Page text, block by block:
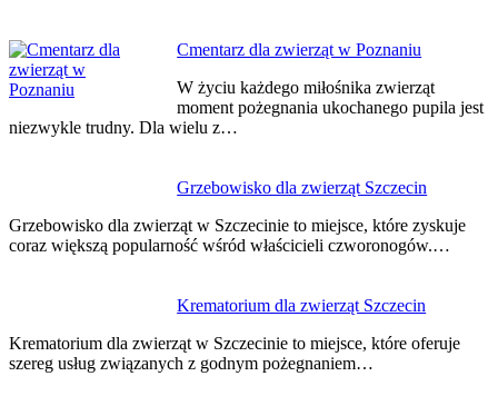
Cmentarz dla zwierząt w Poznaniu
W życiu każdego miłośnika zwierząt
moment pożegnania ukochanego pupila jest
niezwykle trudny. Dla wielu z…
Grzebowisko dla zwierząt Szczecin
Grzebowisko dla zwierząt w Szczecinie to miejsce, które zyskuje
coraz większą popularność wśród właścicieli czworonogów.…
Krematorium dla zwierząt Szczecin
Krematorium dla zwierząt w Szczecinie to miejsce, które oferuje
szereg usług związanych z godnym pożegnaniem…